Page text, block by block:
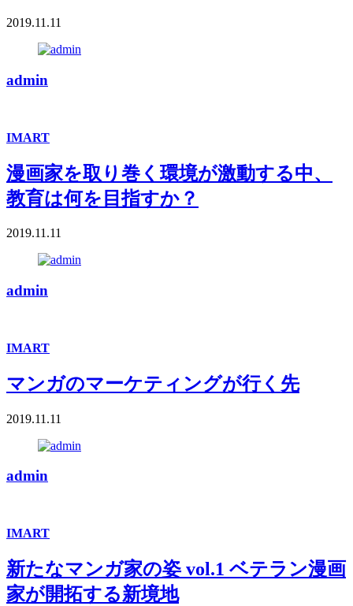
2019.11.11
admin
IMART
漫画家を取り巻く環境が激動する中、
教育は何を目指すか？
2019.11.11
admin
IMART
マンガのマーケティングが行く先
2019.11.11
admin
IMART
新たなマンガ家の姿 vol.1 ベテラン漫画
家が開拓する新境地